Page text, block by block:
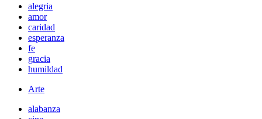
alegria
amor
caridad
esperanza
fe
gracia
humildad
Arte
alabanza